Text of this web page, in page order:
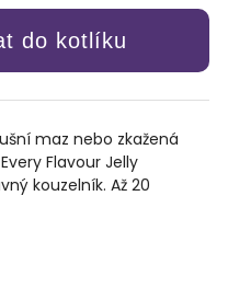
do kotlíku
maz nebo zkažená
Flavour Jelly
kouzelník. Až 20